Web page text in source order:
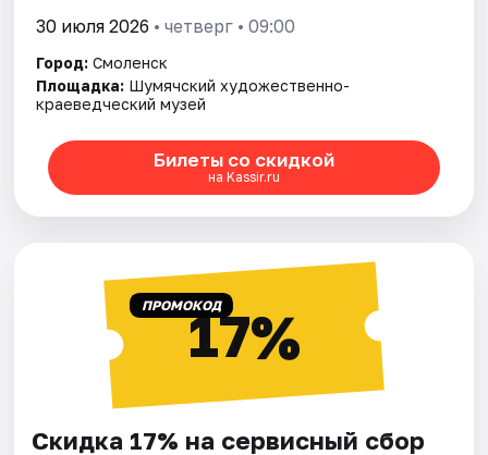
30 июля 2026 • четверг • 09:00
Город: Смоленск
Площадка: Шумячский художественно-
краеведческий музей
Билеты со скидкой
на Kassir.ru
ПРОМОКОД17%
Скидка 17% на сервисный сбор